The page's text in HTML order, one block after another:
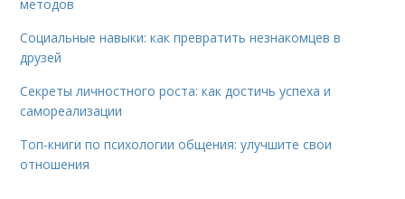
методов
Социальные навыки: как превратить незнакомцев в
друзей
Секреты личностного роста: как достичь успеха и
самореализации
Топ-книги по психологии общения: улучшите свои
отношения